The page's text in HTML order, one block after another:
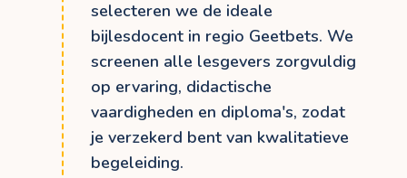
selecteren we de ideale
bijlesdocent in regio Geetbets. We
screenen alle lesgevers zorgvuldig
op ervaring, didactische
vaardigheden en diploma's, zodat
je verzekerd bent van kwalitatieve
begeleiding.